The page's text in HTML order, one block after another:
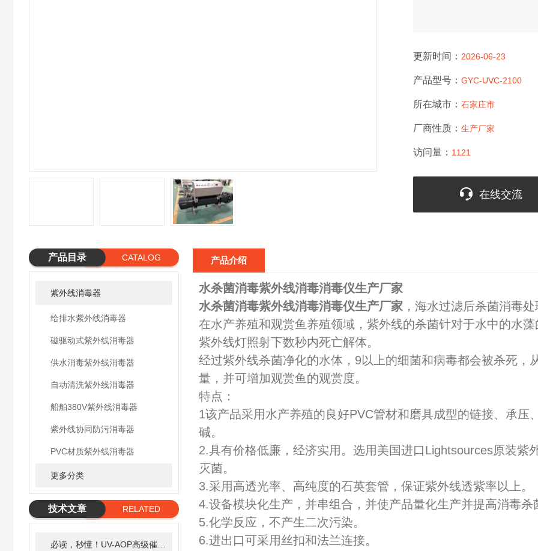
更新时间： 2026-06-23
产品型号： GYC-UVC-2100
所在城市： 石家庄市
厂商性质： 生产厂家
访问量： 1121
在线交流
产品目录 CATALOG
紫外线消毒器
给排水紫外线消毒器
磁驱动式紫外线消毒器
供水消毒紫外线消毒器
自动清洗紫外线消毒器
船舶380V紫外线消毒器
紫外线协同防污消毒器
PVC材质紫外线消毒器
更多分类
技术文章
RELATED
2026-07-03
产品介绍
水杀菌消毒紫外线消毒消毒仪生产厂家
水杀菌消毒紫外线消毒消毒仪生产厂家 ，海水过滤后杀菌消毒
在水产养殖和观赏鱼养殖领域，紫外线的杀菌针对于水中的水
紫外线灯照射下数秒内死亡解体。
经过紫外线杀菌净化的水体，9以上的细菌和病毒都会被杀死，
量，并可增加观赏鱼的观赏度。
特点：
1该产品采用水产养殖的良好PVC管材和磨具成型的链接、承
碱。
2.具有价格低廉，经济实用。选用美国进口Lightsources原装紫
灭菌。
3.采用高透光率、高纯度的石英套管，保证紫外线透紫率以上。
4.设备模块化生产，并串组合，并使产品量化生产并提高消毒杀
5.化学反应，不产生二次污染。
6.进出口可采用丝扣和法兰连接。